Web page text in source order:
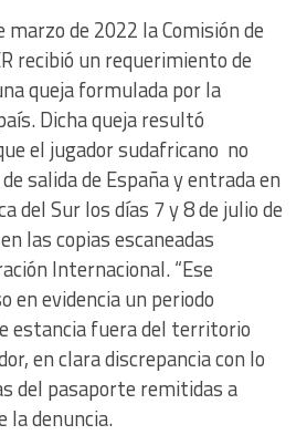
marzo de 2022 la Comisión de
recibió un requerimiento de
queja formulada por la
Dicha queja resultó
el jugador sudafricano no
salida de España y entrada en
del Sur los días 7 y 8 de julio de
las copias escaneadas
Internacional. “Ese
en evidencia un periodo
estancia fuera del territorio
en clara discrepancia con lo
del pasaporte remitidas a
la denuncia.